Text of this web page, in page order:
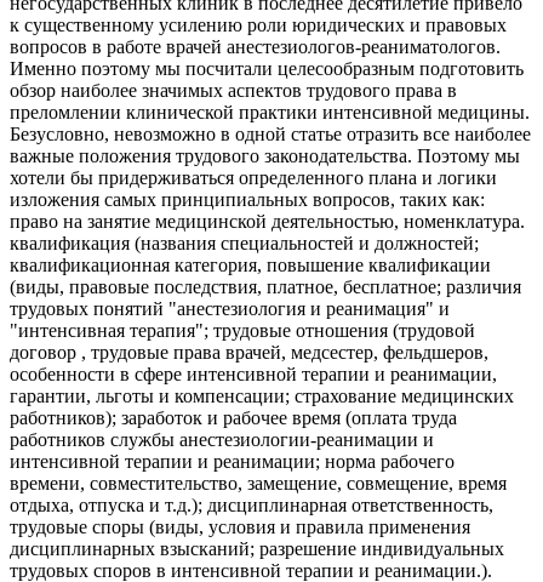
к существенному усилению роли юридических и правовых
вопросов в работе врачей анестезиологов-реаниматологов.
Именно поэтому мы посчитали целесообразным подготовить
обзор наиболее значимых аспектов трудового права в
преломлении клинической практики интенсивной медицины.
Безусловно, невозможно в одной статье отразить все наиболее
важные положения трудового законодательства. Поэтому мы
хотели бы придерживаться определенного плана и логики
изложения самых принципиальных вопросов, таких как:
право на занятие медицинской деятельностью, номенклатура.
квалификация (названия специальностей и должностей;
квалификационная категория, повышение квалификации
(виды, правовые последствия, платное, бесплатное; различия
трудовых понятий "анестезиология и реанимация" и
"интенсивная терапия"; трудовые отношения (трудовой
договор , трудовые права врачей, медсестер, фельдшеров,
особенности в сфере интенсивной терапии и реанимации,
гарантии, льготы и компенсации; страхование медицинских
работников); заработок и рабочее время (оплата труда
работников службы анестезиологии-реанимации и
интенсивной терапии и реанимации; норма рабочего
времени, совместительство, замещение, совмещение, время
отдыха, отпуска и т.д.); дисциплинарная ответственность,
трудовые споры (виды, условия и правила применения
дисциплинарных взысканий; разрешение индивидуальных
трудовых споров в интенсивной терапии и реанимации.).